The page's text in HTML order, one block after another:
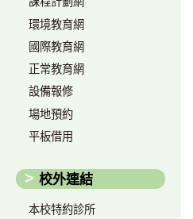
環境教育網
國際教育網
正常教育網
設備報修
場地預約
平板借用
校外連結
本校特約診所